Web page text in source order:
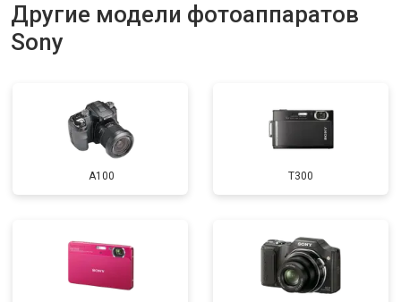
Другие модели фотоаппаратов
Sony
A100 T300